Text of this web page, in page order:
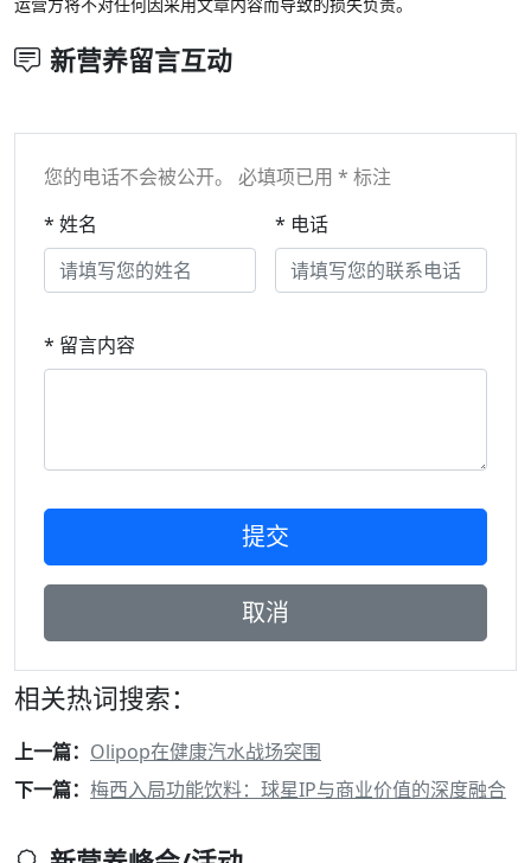
运营方将不对任何因采用文章内容而导致的损失负责。
新营养留言互动
您的电话不会被公开。 必填项已用 * 标注
* 姓名
* 电话
* 留言内容
相关热词搜索：
上一篇： Olipop在健康汽水战场突围
下一篇： 梅西入局功能饮料：球星IP与商业价值的深度融合